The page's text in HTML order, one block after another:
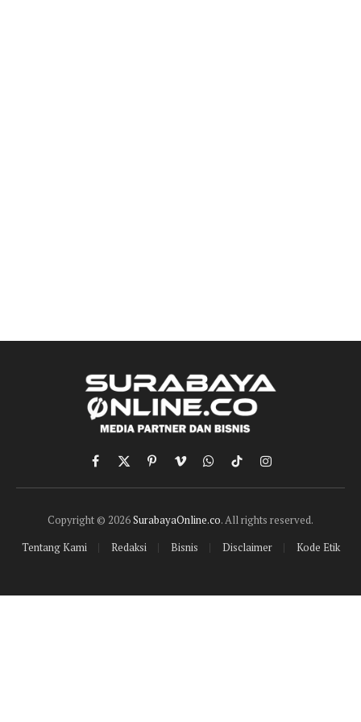
Facebook
X
(Twitter)
PinterestVimeoWhatsApp
TikTokInstagram
Copyright © 2026SurabayaOnline.co. All rights reserved.
Tentang Kami
Redaksi Bisnis Disclaimer Kode Etik